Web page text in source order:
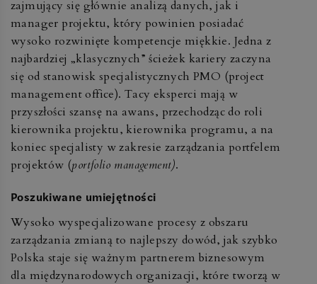
zajmujący się głównie analizą danych, jak i
manager projektu, który powinien posiadać
wysoko rozwinięte kompetencje miękkie. Jedna z
najbardziej „klasycznych” ścieżek kariery zaczyna
się od stanowisk specjalistycznych PMO (project
management office). Tacy eksperci mają w
przyszłości szansę na awans, przechodząc do roli
kierownika projektu, kierownika programu, a na
koniec specjalisty w zakresie zarządzania portfelem
projektów (portfolio management).
Poszukiwane umiejętności
Wysoko wyspecjalizowane procesy z obszaru
zarządzania zmianą to najlepszy dowód, jak szybko
Polska staje się ważnym partnerem biznesowym
dla międzynarodowych organizacji, które tworzą w